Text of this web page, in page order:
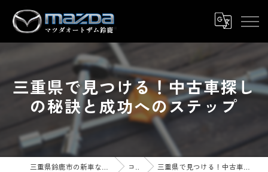
三重県で見つける！中古車探し
の秘訣と成功へのステップ
コラム 三重県で見つける！中古車探しの秘訣と成功へのステップ